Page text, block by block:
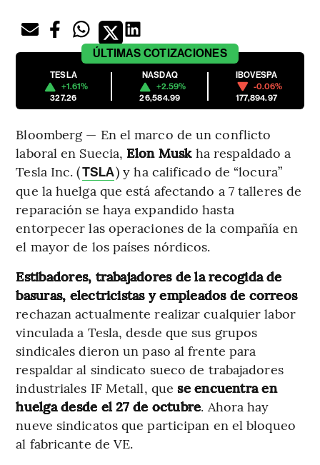
ÚLTIMAS COTIZACIONES
TESLA
+1.61%
327.26
NASDAQ
+2.59%
26,584.99
IBOVESPA
-0.06%
177,894.97
Bloomberg — En el marco de un conflicto
laboral en Suecia, Elon Musk ha respaldado a
Tesla Inc. (TSLA) y ha calificado de “locura”
que la huelga que está afectando a 7 talleres de
reparación se haya expandido hasta
entorpecer las operaciones de la compañía en
el mayor de los países nórdicos.
Estibadores, trabajadores de la recogida de
basuras, electricistas y empleados de correos
rechazan actualmente realizar cualquier labor
vinculada a Tesla, desde que sus grupos
sindicales dieron un paso al frente para
respaldar al sindicato sueco de trabajadores
industriales IF Metall, que se encuentra en
huelga desde el 27 de octubre. Ahora hay
nueve sindicatos que participan en el bloqueo
al fabricante de VE.